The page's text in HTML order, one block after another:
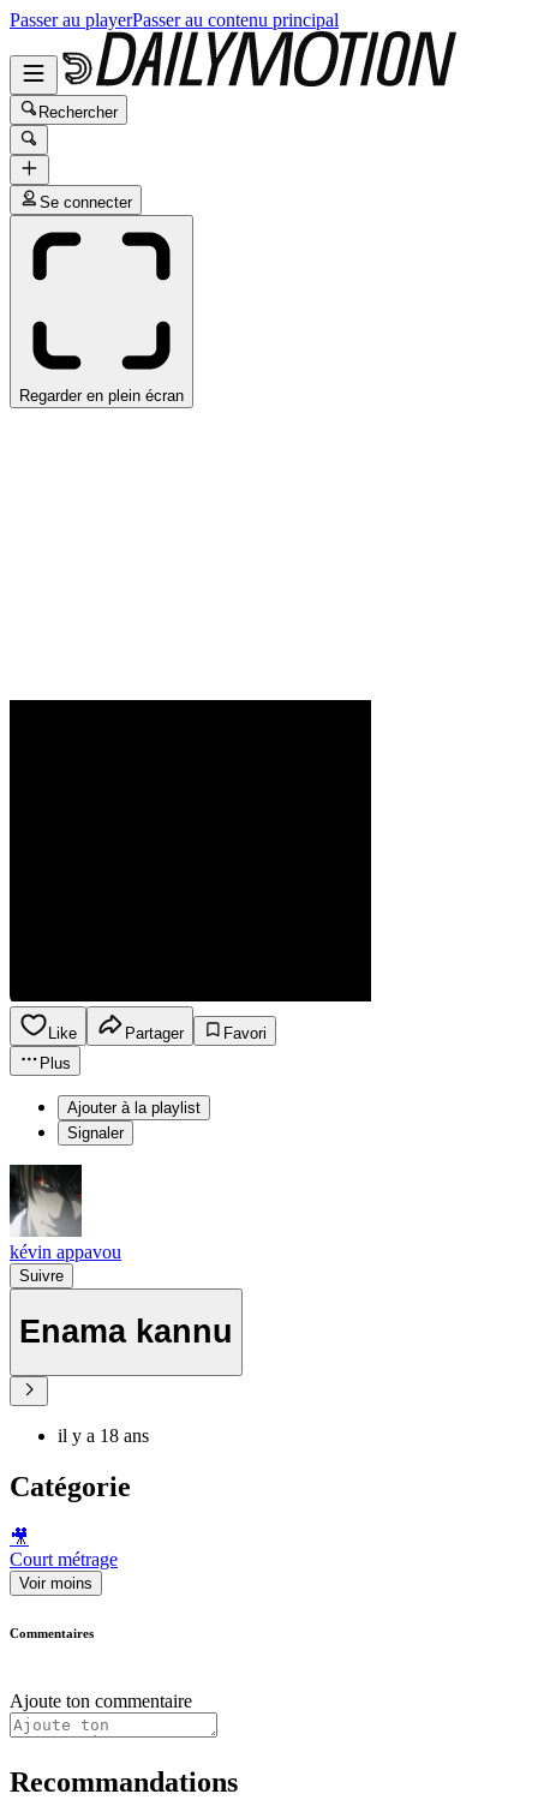
Passer au playerPasser au contenu principal
Rechercher
Se connecter
Regarder en plein écran
Like Partager
Favori
Plus
Ajouter à la playlist
Signaler
kévin appavou
Suivre
Enama kannu
il y a 18 ans
Catégorie
🎥
Court métrage
Voir moins
Commentaires
Ajoute ton commentaire
Recommandations